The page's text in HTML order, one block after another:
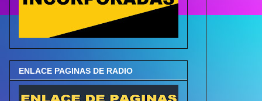
ENLACE PAGINAS DE RADIO